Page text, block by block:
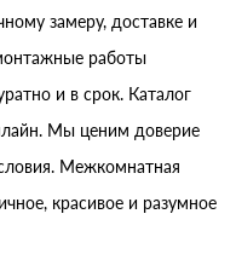
замеру, доставке и
работы
и в срок. Каталог
Мы ценим доверие
Межкомнатная
красивое и разумное